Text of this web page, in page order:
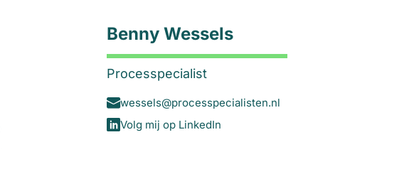
Benny Wessels
Processpecialist
wessels@processpecialisten.nl
Volg mij op LinkedIn